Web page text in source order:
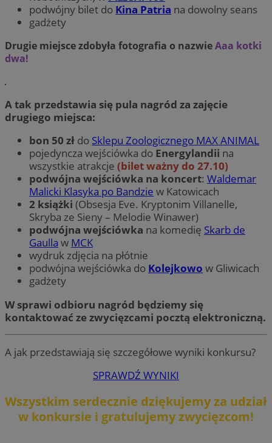
podwójny bilet do Kina Patria na dowolny seans
gadżety
Drugie miejsce zdobyła fotografia o nazwieAaa kotki
dwa!
A tak przedstawia się pula nagród za zajęcie
drugiego miejsca:
bon 50 zł do Sklepu Zoologicznego MAX ANIMAL
pojedyncza wejściówka do Energylandii na
wszystkie atrakcje (bilet ważny do 27.10)
podwójna wejściówka na koncert: Waldemar
Malicki Klasyka po Bandzie w Katowicach
2 książki (Obsesja Eve. Kryptonim Villanelle,
Skryba ze Sieny – Melodie Winawer)
podwójna wejściówka na komedię Skarb de
Gaulla w MCK
wydruk zdjęcia na płótnie
podwójna wejściówka do Kolejkowo w Gliwicach
gadżety
W sprawi odbioru nagród będziemy się
kontaktować ze zwycięzcami pocztą elektroniczną.
A jak przedstawiają się szczegółowe wyniki konkursu?
SPRAWDŹ WYNIKI
Wszystkim serdecznie dziękujemy za udział
w konkursie i gratulujemy zwycięzcom!